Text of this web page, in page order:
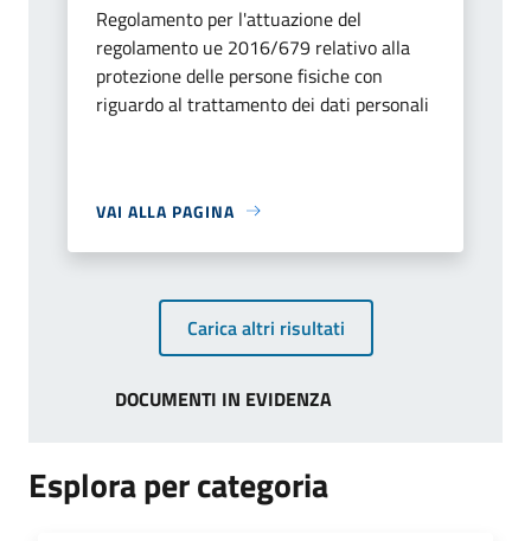
Regolamento per l'attuazione del
regolamento ue 2016/679 relativo alla
protezione delle persone fisiche con
riguardo al trattamento dei dati personali
VAI ALLA PAGINA
Carica altri risultati
DOCUMENTI IN EVIDENZA
Esplora per categoria